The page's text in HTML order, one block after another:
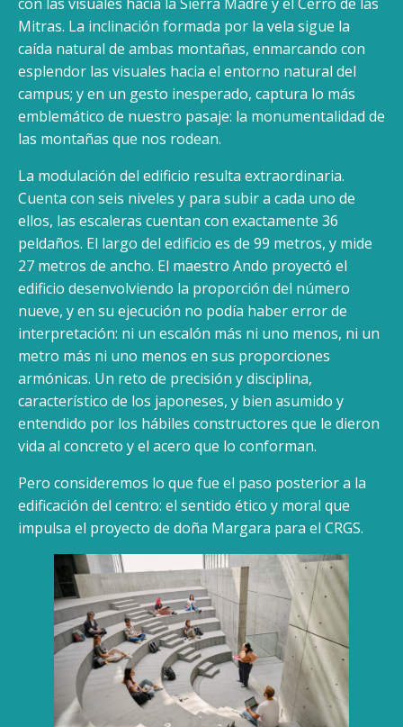
Mitras. La inclinación formada por la vela sigue la
caída natural de ambas montañas, enmarcando con
esplendor las visuales hacia el entorno natural del
campus; y en un gesto inesperado, captura lo más
emblemático de nuestro pasaje: la monumentalidad de
las montañas que nos rodean.
La modulación del edificio resulta extraordinaria.
Cuenta con seis niveles y para subir a cada uno de
ellos, las escaleras cuentan con exactamente 36
peldaños. El largo del edificio es de 99 metros, y mide
27 metros de ancho. El maestro Ando proyectó el
edificio desenvolviendo la proporción del número
nueve, y en su ejecución no podía haber error de
interpretación: ni un escalón más ni uno menos, ni un
metro más ni uno menos en sus proporciones
armónicas. Un reto de precisión y disciplina,
característico de los japoneses, y bien asumido y
entendido por los hábiles constructores que le dieron
vida al concreto y el acero que lo conforman.
Pero consideremos lo que fue el paso posterior a la
edificación del centro: el sentido ético y moral que
impulsa el proyecto de doña Margara para el CRGS.